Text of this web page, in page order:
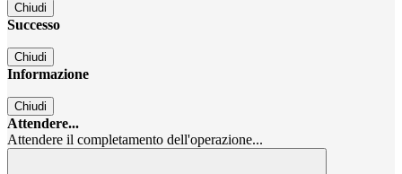
Chiudi
Successo
Chiudi
Informazione
Chiudi
Attendere...
Attendere il completamento dell'operazione...